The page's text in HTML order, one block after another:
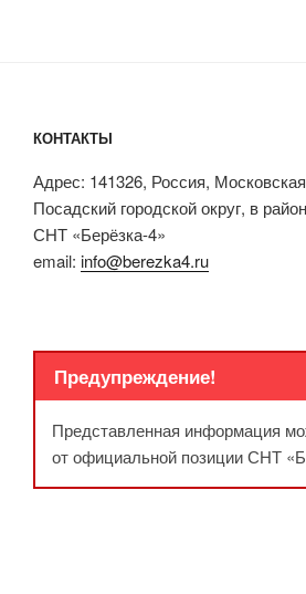
КОНТАКТЫ
Адрес: 141326, Россия,
Посадский городской округ, в
СНТ «Берёзка-4»
email: info@berezka4.ru
Предупреждение!
Представленная информация
от официальной позиции СНТ